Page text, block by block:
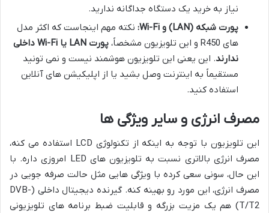
نیاز به خرید یک دستگاه جداگانه ندارید.
پورت شبکه (LAN) و Wi-Fi:
نکته مهم اینجاست که اکثر مدل
های R450 و این تلویزیون مشخصاً،
پورت LAN یا Wi-Fi داخلی
ندارند. این یعنی این تلویزیون هوشمند نیست و نمی تونید
مستقیماً به اینترنت وصل بشید یا از اپلیکیشن های آنلاین
استفاده کنید.
مصرف انرژی و سایر ویژگی ها
این تلویزیون با توجه به اینکه از تکنولوژی LCD استفاده می کنه،
مصرف انرژی بالاتری نسبت به تلویزیون های LED امروزی داره. با
این حال، سونی سعی کرده با ویژگی هایی مثل حالت صرفه جویی در
مصرف انرژی، این مورد رو بهینه کنه. گیرنده دیجیتال داخلی (DVB-
T/T2) هم یک مزیت بزرگه و قابلیت ضبط برنامه های تلویزیونی